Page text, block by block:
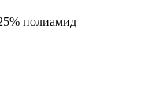
полиамид